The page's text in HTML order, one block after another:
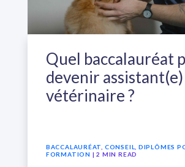
Quel baccalauréat
devenir assistant(e)
vétérinaire ?
BACCALAURÉAT CONSEIL DIPLÔMES
FORMATION | 2 MIN READ